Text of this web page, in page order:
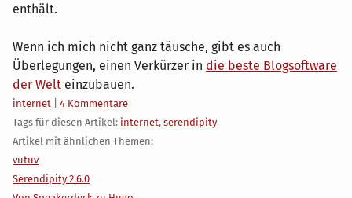
enthält.
Wenn ich mich nicht ganz täusche, gibt es auch
Überlegungen, einen Verkürzer in die beste Blogsoftware
der Welt einzubauen.
Kategorien:
internet
4 Kommentare
Tags für diesen Artikel: internet, serendipity
Artikel mit ähnlichen Themen:
vutuv
Serendipity 2.6.0